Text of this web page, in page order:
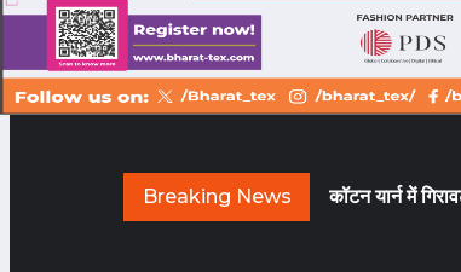
Breaking News कॉटन यार्न में